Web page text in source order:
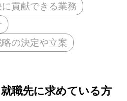
貢献できる業務
の決定や立案
職先に求めている方